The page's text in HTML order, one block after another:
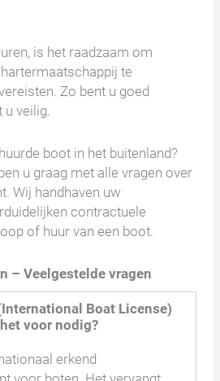
is het raadzaam om
te
Zo bent u goed
u veilig.
boot in het buitenland?
u graag met alle vragen over
Wij handhaven uw
contractuele
of huur van een boot.
– Veelgestelde vragen
Boat License)
voor nodig?
erkend